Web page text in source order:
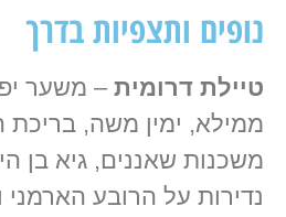
נופים ותצפיות בדרך
טיילת דרומית – משער
ממילא, ימין משה, בריכת
משכנות שאננים, גיא בן
נדירות על הרובע הארמני